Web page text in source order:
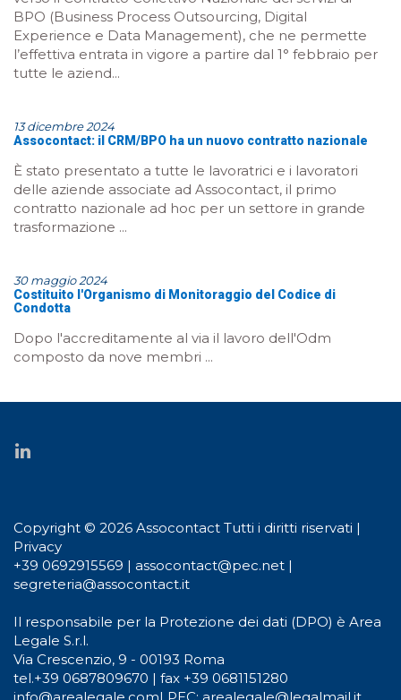
BPO (Business Process Outsourcing, Digital
Experience e Data Management), che ne permette
l’effettiva entrata in vigore a partire dal 1° febbraio per
tutte le aziend...
13 dicembre 2024
Assocontact: il CRM/BPO ha un nuovo contratto nazionale
È stato presentato a tutte le lavoratrici e i lavoratori
delle aziende associate ad Assocontact, il primo
contratto nazionale ad hoc per un settore in grande
trasformazione ...
30 maggio 2024
Costituito l'Organismo di Monitoraggio del Codice di
Condotta
Dopo l'accreditamente al via il lavoro dell'Odm
composto da nove membri ...
Copyright © 2026 Assocontact Tutti i diritti riservati |
Privacy
+39 0692915569 | assocontact@pec.net |
segreteria@assocontact.it
Il responsabile per la Protezione dei dati (DPO) è Area
Legale S.r.l.
Via Crescenzio, 9 - 00193 Roma
tel.+39 0687809670 | fax +39 0681151280